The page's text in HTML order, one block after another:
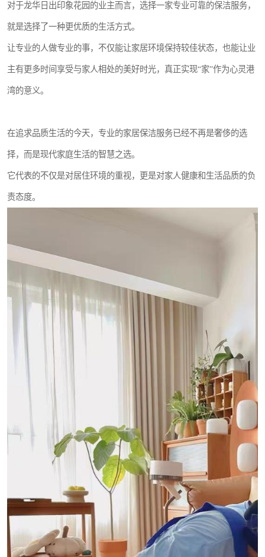
对于龙华日出印象花园的业主而言，选择一家专业可靠的保洁服务，
就是选择了一种更优质的生活方式。
让专业的人做专业的事，不仅能让家居环境保持较佳状态，也能让业
主有更多时间享受与家人相处的美好时光，真正实现“家”作为心灵港
湾的意义。
在追求品质生活的今天，专业的家居保洁服务已经不再是奢侈的选
择，而是现代家庭生活的智慧之选。
它代表的不仅是对居住环境的重视，更是对家人健康和生活品质的负
责态度。